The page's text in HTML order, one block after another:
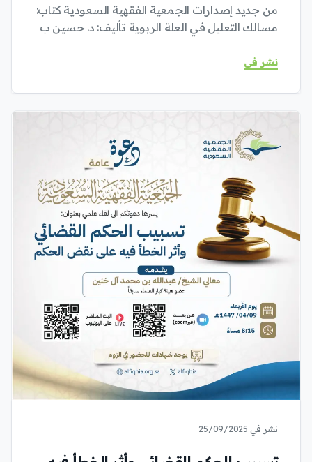
من جديد إصدارات الجمعية الفقهية السعودية كتاب:
مسالك التعليل في العلة الربوية تأليف: د. حسين ب
نشر في
نشر في 25/09/2025